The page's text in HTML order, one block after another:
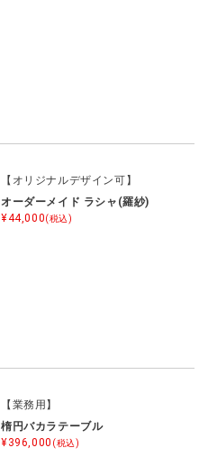
【オリジナルデザイン可】
オーダーメイド ラシャ(羅紗)
¥44,000(税込)
【業務用】
楕円バカラテーブル
¥396,000 (税込)